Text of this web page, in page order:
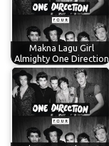
Makna Lagu Girl
Almighty One Direction